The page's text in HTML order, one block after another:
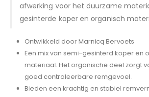
afwerking voor het duurzame
gesinterde koper en organisch
Ontwikkeld door Marnicq Bervoets
Een mix van semi-gesinterd koper en
materiaal. Het organische deel zorgt
goed controleerbare remgevoel.
Bieden een krachtig en stabiel